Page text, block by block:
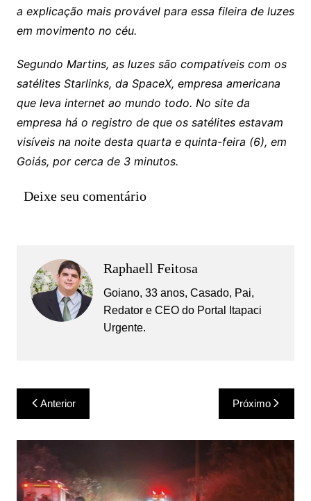
a explicação mais provável para essa fileira de luzes
em movimento no céu.
Segundo Martins, as luzes são compatíveis com os
satélites Starlinks, da SpaceX, empresa americana
que leva internet ao mundo todo. No site da
empresa há o registro de que os satélites estavam
visíveis na noite desta quarta e quinta-feira (6), em
Goiás, por cerca de 3 minutos.
Deixe seu comentário
Raphaell Feitosa
Goiano, 33 anos, Casado, Pai,
Redator e CEO do Portal Itapaci
Urgente.
Navegação
de
Post
Anterior Próximo